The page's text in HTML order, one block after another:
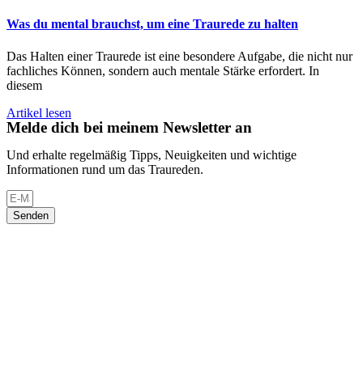
Was du mental brauchst, um eine Traurede zu halten
Das Halten einer Traurede ist eine besondere Aufgabe, die nicht nur
fachliches Können, sondern auch mentale Stärke erfordert. In
diesem
Artikel lesen
Melde dich bei meinem Newsletter an
Und erhalte regelmäßig Tipps, Neuigkeiten und wichtige
Informationen rund um das Traureden.
Senden